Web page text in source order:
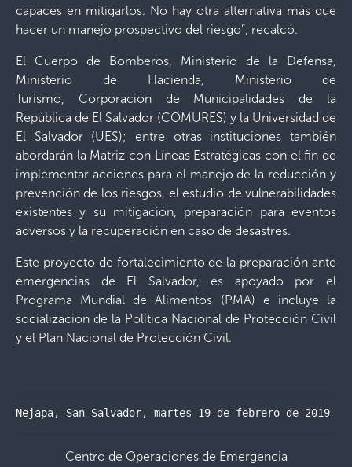
capaces en mitigarlos. No hay otra alternativa más que
hacer un manejo prospectivo del riesgo”, recalcó.
El Cuerpo de Bomberos, Ministerio de la Defensa,
Ministerio de Hacienda, Ministerio de
Turismo, Corporación de Municipalidades de la
República de El Salvador (COMURES) y la Universidad de
El Salvador (UES); entre otras instituciones también
abordarán la Matriz con Líneas Estratégicas con el fin de
implementar acciones para el manejo de la reducción y
prevención de los riesgos, el estudio de vulnerabilidades
existentes y su mitigación, preparación para eventos
adversos y la recuperación en caso de desastres.
Este proyecto de fortalecimiento de la preparación ante
emergencias de El Salvador, es apoyado por el
Programa Mundial de Alimentos (PMA) e incluye la
socialización de la Política Nacional de Protección Civil
y el Plan Nacional de Protección Civil.
Nejapa, San Salvador, martes 19 de febrero de 2019 –
Centro de Operaciones de Emergencia